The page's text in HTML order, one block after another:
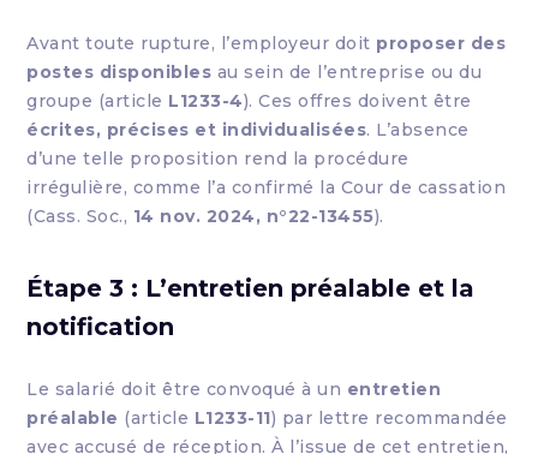
Avant toute rupture, l’employeur doit proposer des
postes disponibles au sein de l’entreprise ou du
groupe (article L1233-4). Ces offres doivent être
écrites, précises et individualisées. L’absence
d’une telle proposition rend la procédure
irrégulière, comme l’a confirmé la Cour de cassation
(Cass. Soc., 14 nov. 2024, n°22-13455).
Étape 3 : L’entretien préalable et la
notification
Le salarié doit être convoqué à un entretien
préalable (article L1233-11) par lettre recommandée
avec accusé de réception. À l’issue de cet entretien,